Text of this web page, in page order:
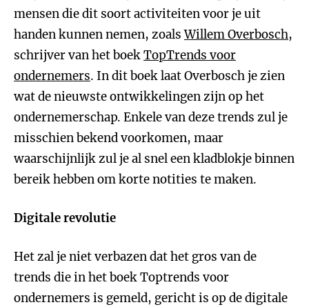
mensen die dit soort activiteiten voor je uit
handen kunnen nemen, zoalsWillem Overbosch,
schrijver van het boekTopTrends voor
ondernemers. In dit boek laat Overbosch je zien
wat de nieuwste ontwikkelingen zijn op het
ondernemerschap. Enkele van deze trends zul je
misschien bekend voorkomen, maar
waarschijnlijk zul je al snel een kladblokje binnen
bereik hebben om korte notities te maken.
Digitale revolutie
Het zal je niet verbazen dat het gros van de
trends die in het boek Toptrends voor
ondernemers is gemeld, gericht is op de digitale